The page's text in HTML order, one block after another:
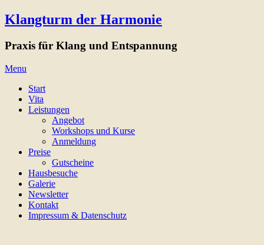
Klangturm der Harmonie
Praxis für Klang und Entspannung
Menu
content
Start
Vita
Leistungen
Angebot
Workshops und Kurse
Anmeldung
Preise
Gutscheine
Hausbesuche
Galerie
Newsletter
Kontakt
Impressum & Datenschutz